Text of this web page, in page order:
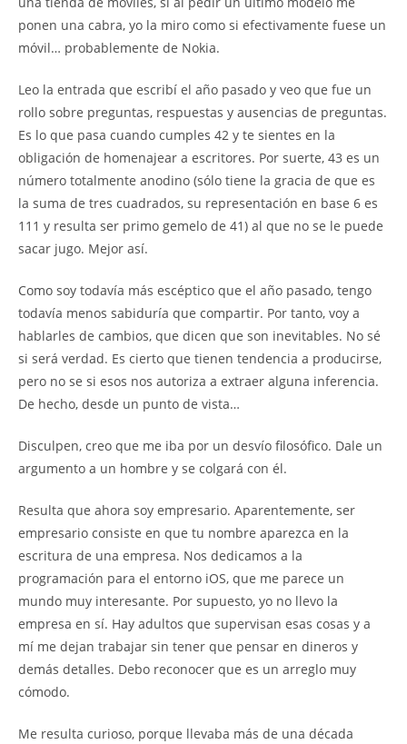
ponen una cabra, yo la miro como si efectivamente fuese un
móvil… probablemente de Nokia.
Leo la entrada que escribí el año pasado y veo que fue un
rollo sobre preguntas, respuestas y ausencias de preguntas.
Es lo que pasa cuando cumples 42 y te sientes en la
obligación de homenajear a escritores. Por suerte, 43 es un
número totalmente anodino (sólo tiene la gracia de que es
la suma de tres cuadrados, su representación en base 6 es
111 y resulta ser primo gemelo de 41) al que no se le puede
sacar jugo. Mejor así.
Como soy todavía más escéptico que el año pasado, tengo
todavía menos sabiduría que compartir. Por tanto, voy a
hablarles de cambios, que dicen que son inevitables. No sé
si será verdad. Es cierto que tienen tendencia a producirse,
pero no se si esos nos autoriza a extraer alguna inferencia.
De hecho, desde un punto de vista…
Disculpen, creo que me iba por un desvío filosófico. Dale un
argumento a un hombre y se colgará con él.
Resulta que ahora soy empresario. Aparentemente, ser
empresario consiste en que tu nombre aparezca en la
escritura de una empresa. Nos dedicamos a la
programación para el entorno iOS, que me parece un
mundo muy interesante. Por supuesto, yo no llevo la
empresa en sí. Hay adultos que supervisan esas cosas y a
mí me dejan trabajar sin tener que pensar en dineros y
demás detalles. Debo reconocer que es un arreglo muy
cómodo.
Me resulta curioso, porque llevaba más de una década